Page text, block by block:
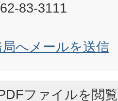
83-3111
へメールを送信
ファイルを閲